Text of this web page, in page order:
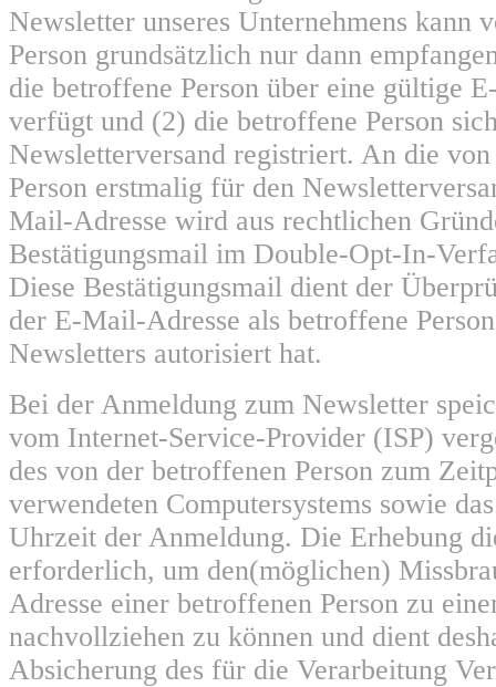
Newsletter unseres Unternehmens kann
Person grundsätzlich nur dann
die betroffene Person über eine gültige
verfügt und (2) die betroffene Person
Newsletterversand registriert. An die
Person erstmalig für den
Mail-Adresse wird aus rechtlichen
Bestätigungsmail im Double-Opt-In-
Diese Bestätigungsmail dient der
der E-Mail-Adresse als betroffene
Newsletters autorisiert hat.
Bei der Anmeldung zum Newsletter
vom Internet-Service-Provider (ISP)
des von der betroffenen Person zum
verwendeten Computersystems sowie
Uhrzeit der Anmeldung. Die Erhebung
erforderlich, um den(möglichen)
Adresse einer betroffenen Person zu
nachvollziehen zu können und dient
Absicherung des für die Verarbeitung